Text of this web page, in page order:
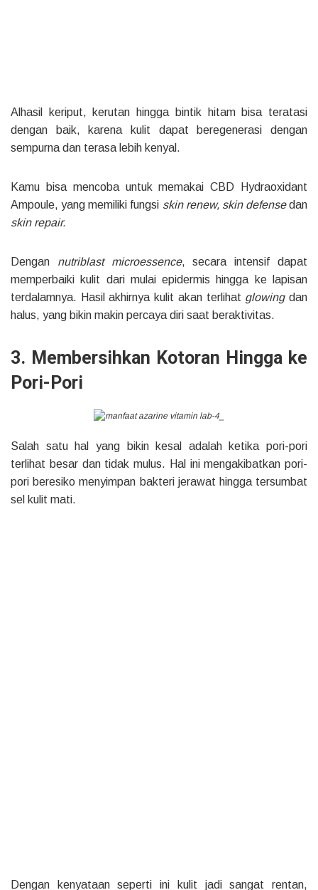
Alhasil keriput, kerutan hingga bintik hitam bisa teratasi
dengan baik, karena kulit dapat beregenerasi dengan
sempurna dan terasa lebih kenyal.
Kamu bisa mencoba untuk memakai CBD Hydraoxidant
Ampoule, yang memiliki fungsi skin renew, skin defensedan
skin repair.
Dengan nutriblast microessence, secara intensif dapat
memperbaiki kulit dari mulai epidermis hingga ke lapisan
terdalamnya. Hasil akhirnya kulit akan terlihat glowingdan
halus, yang bikin makin percaya diri saat beraktivitas.
3. Membersihkan Kotoran Hingga ke
Pori-Pori
Salah satu hal yang bikin kesal adalah ketika pori-pori
terlihat besar dan tidak mulus. Hal ini mengakibatkan pori-
pori beresiko menyimpan bakteri jerawat hingga tersumbat
sel kulit mati.
Dengan kenyataan seperti ini kulit jadi sangat rentan,